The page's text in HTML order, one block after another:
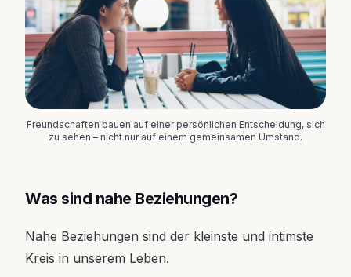
Freundschaften bauen auf einer persönlichen Entscheidung, sich
zu sehen – nicht nur auf einem gemeinsamen Umstand.
Was sind nahe Beziehungen?
Nahe Beziehungen sind der kleinste und intimste
Kreis in unserem Leben.